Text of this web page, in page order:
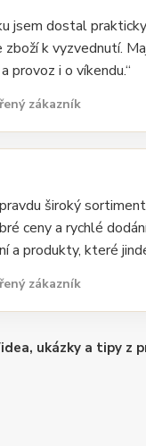
jsem dostal
zboží k vyzvednutí.
provoz i o víkendu.“
zákazník
široký
ceny a rychlé
a produkty, které
zákazník
ukázky a tipy z